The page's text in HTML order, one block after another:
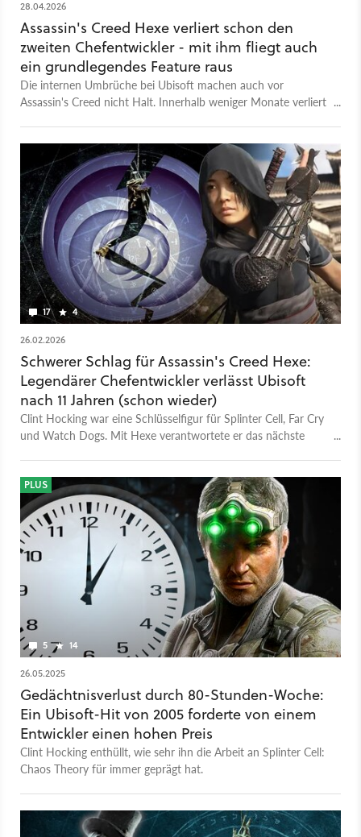
28.04.2026
Assassin's Creed Hexe verliert schon den
zweiten Chefentwickler - mit ihm fliegt auch
ein grundlegendes Feature raus
Die internen Umbrüche bei Ubisoft machen auch vor
Assassin's Creed nicht Halt. Innerhalb weniger Monate verliert
17 4
26.02.2026
Schwerer Schlag für Assassin's Creed Hexe:
Legendärer Chefentwickler verlässt Ubisoft
nach 11 Jahren (schon wieder)
Clint Hocking war eine Schlüsselfigur für Splinter Cell, Far Cry
und Watch Dogs. Mit Hexe verantwortete er das nächste
5 14
PLUS
26.05.2025
Gedächtnisverlust durch 80-Stunden-Woche:
Ein Ubisoft-Hit von 2005 forderte von einem
Entwickler einen hohen Preis
Clint Hocking enthüllt, wie sehr ihn die Arbeit an Splinter Cell:
Chaos Theory für immer geprägt hat.